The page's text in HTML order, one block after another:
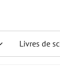
Livres de